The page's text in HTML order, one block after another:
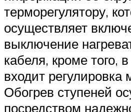
терморегулятору,
осуществляет
выключение
кабеля, кроме того,
входит регулировка
Обогрев ступеней
посредством